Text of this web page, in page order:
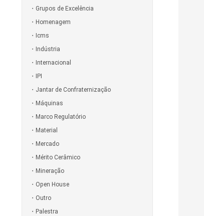
Grupos de Excelência
Homenagem
Icms
Indústria
Internacional
IPI
Jantar de Confraternização
Máquinas
Marco Regulatório
Material
Mercado
Mérito Cerâmico
Mineração
Open House
Outro
Palestra